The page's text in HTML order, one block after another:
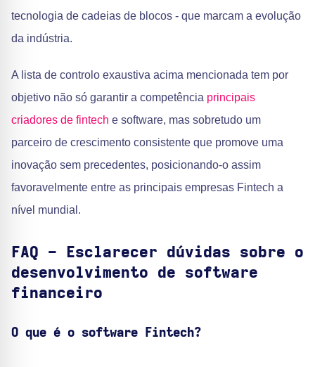
tecnologia de cadeias de blocos - que marcam a evolução
da indústria.
A lista de controlo exaustiva acima mencionada tem por
objetivo não só garantir a competência principais
criadores de fintech e software, mas sobretudo um
parceiro de crescimento consistente que promove uma
inovação sem precedentes, posicionando-o assim
favoravelmente entre as principais empresas Fintech a
nível mundial.
FAQ - Esclarecer dúvidas sobre o
desenvolvimento de software
financeiro
O que é o software Fintech?